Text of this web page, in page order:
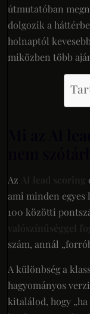
útmutatóban
dolgozik a
holnaptól
miközben több
Az AI lead scoring
ami minden egyes
100 közötti
valószínűséggel
szám, annál
A különbség a
hagyományos
kitalálod, hogy